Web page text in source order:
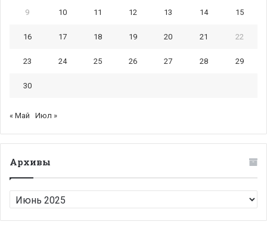
9 10 11 12 13 14 15
16 17 18 19 20 21 22
23 24 25 26 27 28 29
30
« Май Июл »
Архивы
Архивы